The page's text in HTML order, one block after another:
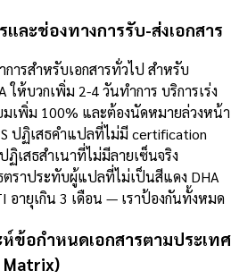
ละช่องทางการรับ-ส่งเอกสาร
ารสำหรับเอกสารทั่วไป สำหรับ
ให้บวกเพิ่ม 2-4 วันทำการ บริการเร่ง
มเพิ่ม 100% และต้องนัดหมายล่วงหน้า
ปฏิเสธคำแปลที่ไม่มี certification
เสธสำเนาที่ไม่มีลายเซ็นจริง
ตราประทับผู้แปลที่ไม่เป็นสีแดง DHA
อายุเกิน 3 เดือน — เราป้องกันทั้งหมด
ห์ข้อกำหนดเอกสารตามประเทศ
Matrix)